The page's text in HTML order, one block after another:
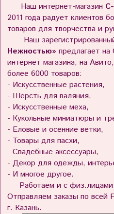
Наш интернет-магазин
2011 года радует клиентов
товаров для творчества и
Наш
Нежностью» предлагает
интернет магазина, на
более 6000 товаров:
- Искусственные растения,
- Шерсть для валяния,
- Искусственные меха,
- Кукольные миниатюры и
- Еловые и осенние ветки,
- Товары для пасхи,
- Свадебные аксессуары,
- Декор для одежды,
- И многое другое.
Работаем и с
Отправляем заказы по всей
г. Казань.